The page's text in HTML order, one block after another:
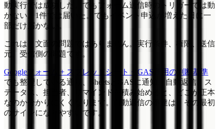
動実行では成功した。でもフォーム送信時のトリガーでは動
かない。1件では届いた。でもイベント申込が増えた日に一
部だけ届かない。
これは、文面の問題ではありません。実行条件、権限、送信
元、受信側の問題です。
Googleフォーム + スプレッドシート + GAS運用の判断基準
でも整理している通り、SheetsとGASに通知、自動返信、ス
テータス、担当者、リマインドを積み始めると、どこが正本
なのか分かりにくくなります。自動返信の不達は、その最初
のサインになりやすいです。